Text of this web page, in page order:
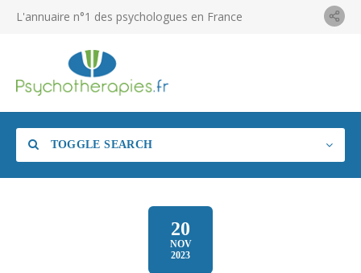
L'annuaire n°1 des psychologues en France
TOGGLE SEARCH
20
NOV
2023